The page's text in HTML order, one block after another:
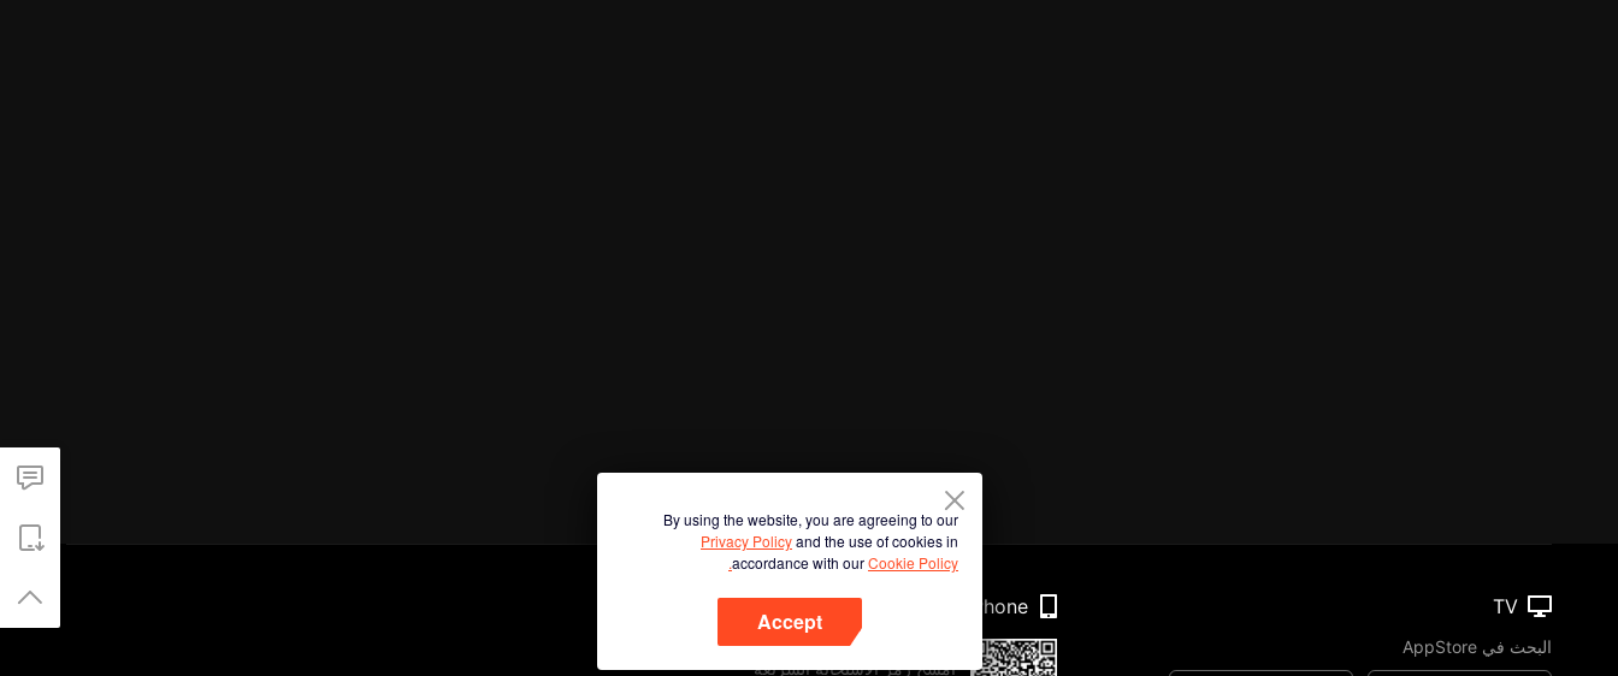
By using the website, you are agreeing to our
Privacy Policyand the use of cookies in
accordance with ourCookie Policy.
Accept
TV
البحث في AppStore
Phone
امسح رمز الاستجابة السريعة